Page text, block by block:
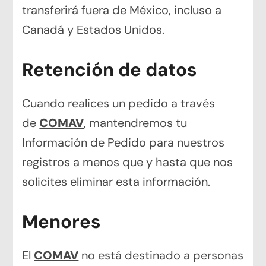
transferirá fuera de México, incluso a
Canadá y Estados Unidos.
Retención de datos
Cuando realices un pedido a través
de COMAV, mantendremos tu
Información de Pedido para nuestros
registros a menos que y hasta que nos
solicites eliminar esta información.
Menores
El COMAV no está destinado a personas